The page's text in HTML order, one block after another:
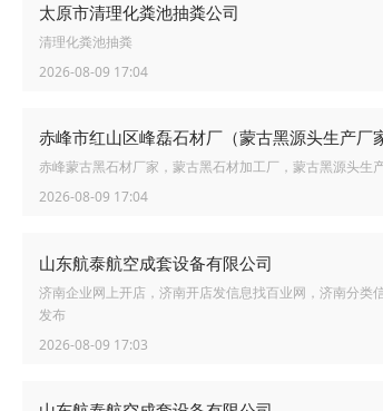
太原市清理化粪池抽粪公司
清理化粪池抽粪
2026-08-09 17:04
赤峰市红山区峰磊石材厂（蒙古黑源头生产厂
赤峰蒙古黑石材厂家，蒙古黑石材加工厂，蒙古黑源头生
2026-08-09 17:04
山东航泰航空成套设备有限公司
济南企业网上开店，济南开店发信息找百业网，济南分类
发布
2026-08-09 17:03